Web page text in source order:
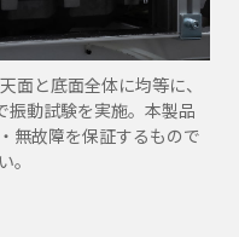
面と底面全体に均等に、
動試験を実施。本製品
無故障を保証するもので
。